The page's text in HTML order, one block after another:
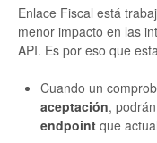
Enlace Fiscal está
menor impacto en las
API. Es por eso que
Cuando un
aceptación,
endpoint que